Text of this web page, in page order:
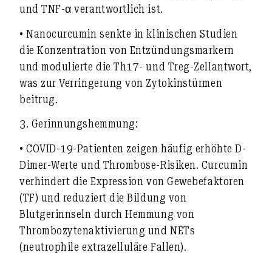
und TNF-α verantwortlich ist.
• Nanocurcumin senkte in klinischen Studien
die Konzentration von Entzündungsmarkern
und modulierte die Th17- und Treg-Zellantwort,
was zur Verringerung von Zytokinstürmen
beitrug.
3. Gerinnungshemmung:
• COVID-19-Patienten zeigen häufig erhöhte D-
Dimer-Werte und Thrombose-Risiken. Curcumin
verhindert die Expression von Gewebefaktoren
(TF) und reduziert die Bildung von
Blutgerinnseln durch Hemmung von
Thrombozytenaktivierung und NETs
(neutrophile extrazelluläre Fallen).